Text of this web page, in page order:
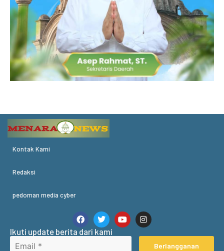
Kontak Kami
Redaksi
pedoman media cyber
Ikuti update berita dari kami
Berlangganan